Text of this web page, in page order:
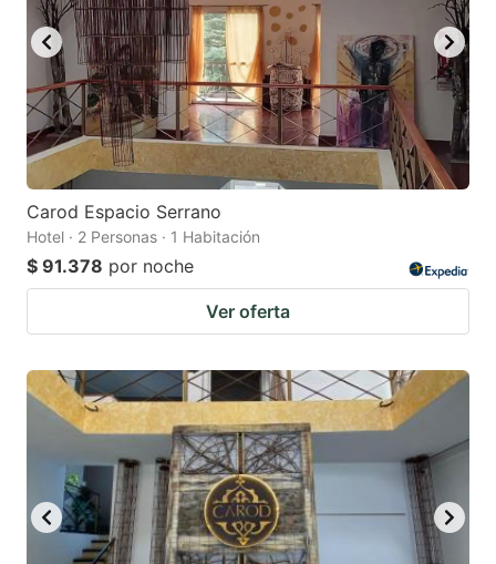
Carod Espacio Serrano
Hotel · 2 Personas · 1 Habitación
$ 91.378 por noche
Ver oferta